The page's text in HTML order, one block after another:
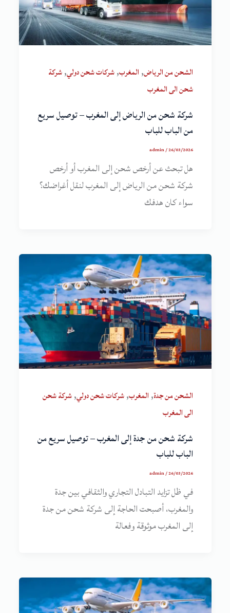
الشحن من الرياض, المغرب,شركات شحن دولي,شركة
شحن الى المغرب
شركة شحن من الرياض إلى المغرب – توصيل سريع
من الباب للباب
admin/26/03/2026
هل تبحث عن أرخص شحن إلى المغرب أو أرخص
شركة شحن من الرياض إلى المغرب لنقل أغراضك؟
سواء كان هدفك
الشحن من جدة, المغرب,شركات شحن دولي,شركة شحن
الى المغرب
شركة شحن من جدة إلى المغرب – توصيل سريع من
الباب للباب
admin/26/03/2026
في ظل تزايد التبادل التجاري والثقافي بين جدة
والمغرب، أصبحت الحاجة إلى شركة شحن من جدة
إلى المغرب موثوقة وفعالة